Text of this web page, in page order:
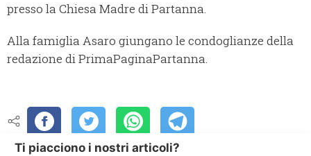
presso la Chiesa Madre di Partanna.
Alla famiglia Asaro giungano le condoglianze della
redazione di PrimaPaginaPartanna.
Ti piacciono i nostri articoli?